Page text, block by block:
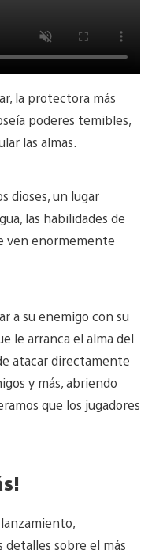
la protectora más
poderes temibles,
las almas.
dioses, un lugar
las habilidades de
ven enormemente
a su enemigo con su
le arranca el alma del
atacar directamente
y más, abriendo
que los jugadores
detalles sobre el más